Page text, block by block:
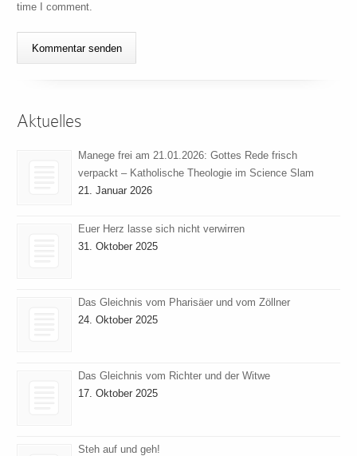
time I comment.
Aktuelles
Manege frei am 21.01.2026: Gottes Rede frisch
verpackt – Katholische Theologie im Science Slam
21. Januar 2026
Euer Herz lasse sich nicht verwirren
31. Oktober 2025
Das Gleichnis vom Pharisäer und vom Zöllner
24. Oktober 2025
Das Gleichnis vom Richter und der Witwe
17. Oktober 2025
Steh auf und geh!